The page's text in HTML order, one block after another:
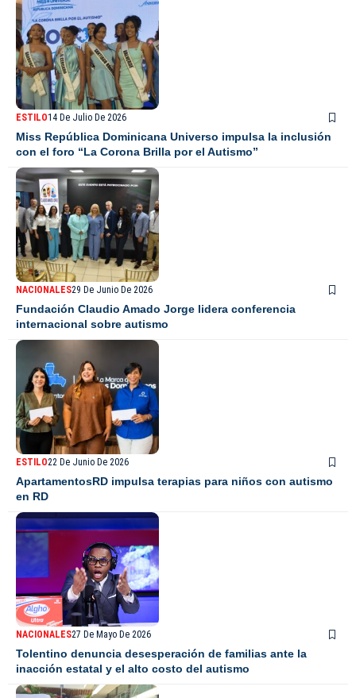
ESTILO14 De Julio De 2026
Miss República Dominicana Universo impulsa la inclusión
con el foro “La Corona Brilla por el Autismo”
NACIONALES29 De Junio De 2026
Fundación Claudio Amado Jorge lidera conferencia
internacional sobre autismo
ESTILO22 De Junio De 2026
ApartamentosRD impulsa terapias para niños con autismo
en RD
NACIONALES27 De Mayo De 2026
Tolentino denuncia desesperación de familias ante la
inacción estatal y el alto costo del autismo